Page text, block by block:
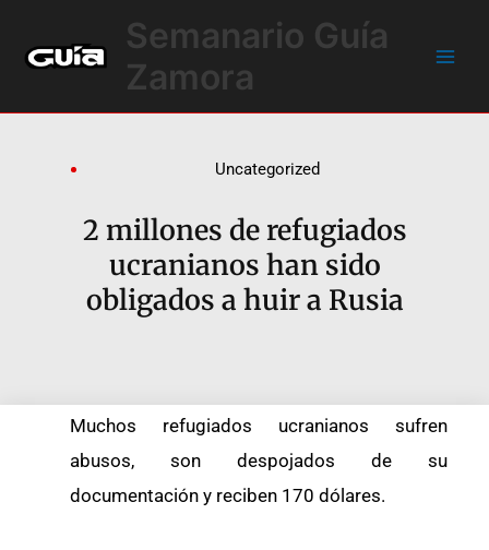
contenido
Semanario Guía
Zamora
Uncategorized
2 millones de refugiados
ucranianos han sido
obligados a huir a Rusia
Muchos refugiados ucranianos sufren
abusos, son despojados de su
documentación y reciben 170 dólares.